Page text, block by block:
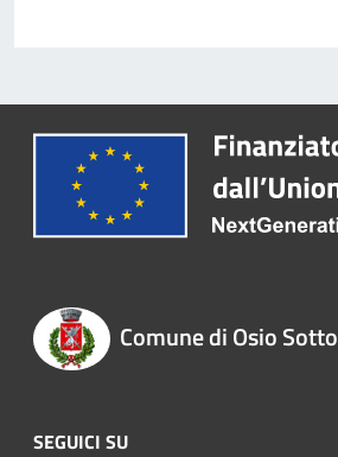
Comune di Osio Sotto
SEGUICI SU